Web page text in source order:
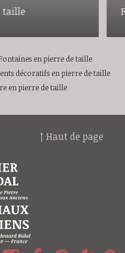
taille
en pierre de taille
décoratifs en pierre de taille
en pierre de taille
↑ Haut de page